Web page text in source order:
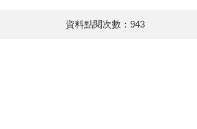
資料點閱次數：943